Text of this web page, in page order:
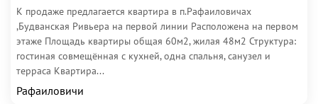
К продаже предлагается квартира в п.Рафаиловичах
,Будванская Ривьера на первой линии Расположена на первом
этаже Площадь квартиры общая 60м2, жилая 48м2 Структура:
гостиная совмещённая с кухней, одна спальня, санузел и
терраса Квартира...
Рафаиловичи